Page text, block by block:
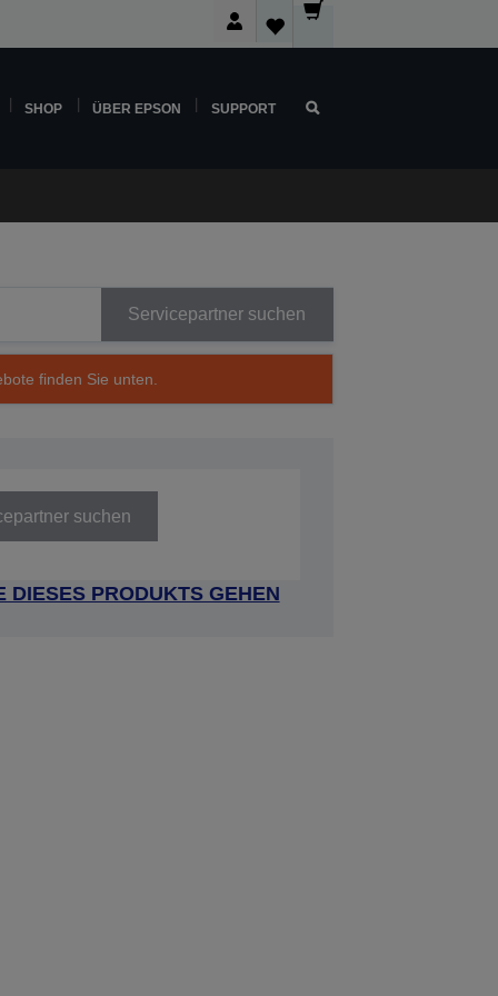
SHOP ÜBER EPSON SUPPORT
Servicepartner suchen
finden Sie unten.
suchen
DIESES PRODUKTS GEHEN